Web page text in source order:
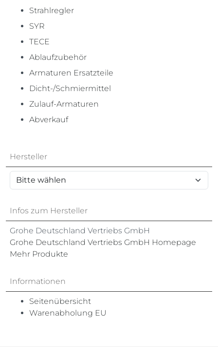
Strahlregler
SYR
TECE
Ablaufzubehör
Armaturen Ersatzteile
Dicht-/Schmiermittel
Zulauf-Armaturen
Abverkauf
Hersteller
Infos zum Hersteller
Grohe Deutschland Vertriebs GmbH
Grohe Deutschland Vertriebs GmbH Homepage
Mehr Produkte
Informationen
Seitenübersicht
Warenabholung EU